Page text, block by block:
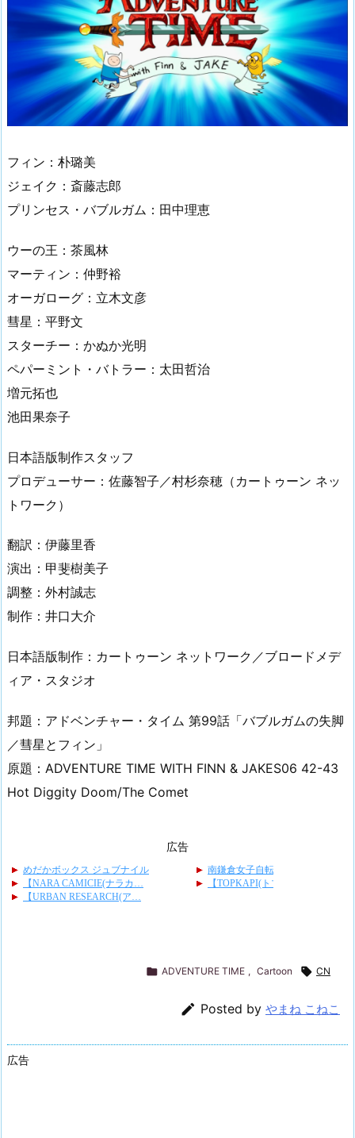
フィン：朴璐美
ジェイク：斎藤志郎
プリンセス・バブルガム：田中理恵
ウーの王：茶風林
マーティン：仲野裕
オーガローグ：立木文彦
彗星：平野文
スターチー：かぬか光明
ペパーミント・バトラー：太田哲治
増元拓也
池田果奈子
日本語版制作スタッフ
プロデューサー：佐藤智子／村杉奈穂（カートゥーン ネッ
トワーク）
翻訳：伊藤里香
演出：甲斐樹美子
調整：外村誠志
制作：井口大介
日本語版制作：カートゥーン ネットワーク／ブロードメデ
ィア・スタジオ
邦題：アドベンチャー・タイム 第99話「バブルガムの失脚
／彗星とフィン」
原題：ADVENTURE TIME WITH FINN & JAKES06 42-43
Hot Diggity Doom/The Comet
広告
 ADVENTURE TIME , Cartoon  CN
 Posted by やまね こねこ
広告